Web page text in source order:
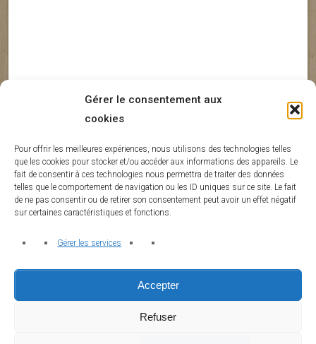
Gérer le consentement aux
cookies
Pour offrir les meilleures expériences, nous utilisons des technologies telles
que les cookies pour stocker et/ou accéder aux informations des appareils. Le
fait de consentir à ces technologies nous permettra de traiter des données
telles que le comportement de navigation ou les ID uniques sur ce site. Le fait
de ne pas consentir ou de retirer son consentement peut avoir un effet négatif
sur certaines caractéristiques et fonctions.
Gérer les services
Accepter
Refuser
Équilibre Omega 6 Omega 3
Inflammation Chronique Inflammation De Bas Grade
Fibromyalgie : des actifs naturels
prometteurs
BsNn@alex2024@ 1 juillet 2026